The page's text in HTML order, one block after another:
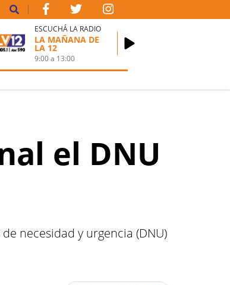
ESCUCHÁ LA RADIO
LA MAÑANA DE
LA 12
9:00a 13:00
el DNU
necesidad y urgencia (DNU)